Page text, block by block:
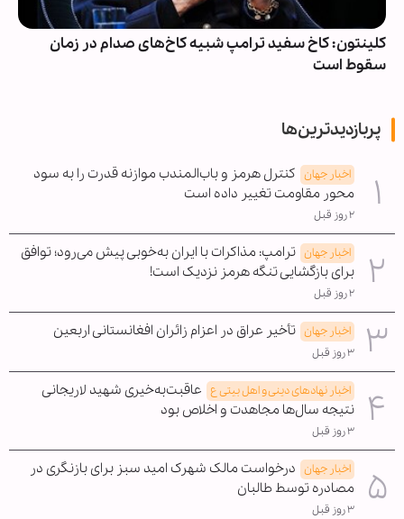
کلینتون: کاخ سفید ترامپ شبیه کاخ‌های صدام در زمان
سقوط است
پربازدیدترین‌ها
اخبار جهان کنترل هرمز و باب‌المندب موازنه قدرت را به سود
محور مقاومت تغییر داده است
۲ روز قبل
اخبار جهان ترامپ: مذاکرات با ایران به‌خوبی پیش می‌رود؛ توافق
برای بازگشایی تنگه هرمز نزدیک است!
۲ روز قبل
اخبار جهان تأخیر عراق در اعزام زائران افغانستانی اربعین
۳ روز قبل
اخبار نهادهای دینی و اهل بیتی ع عاقبت‌به‌خیری شهید لاریجانی
نتیجه سال‌ها مجاهدت و اخلاص بود
۳ روز قبل
اخبار جهان درخواست مالک شهرک امید سبز برای بازنگری در
مصادره توسط طالبان
۳ روز قبل